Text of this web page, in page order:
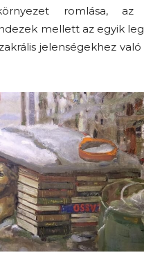
romlása, az
mellett az egyik
jelenségekhez való